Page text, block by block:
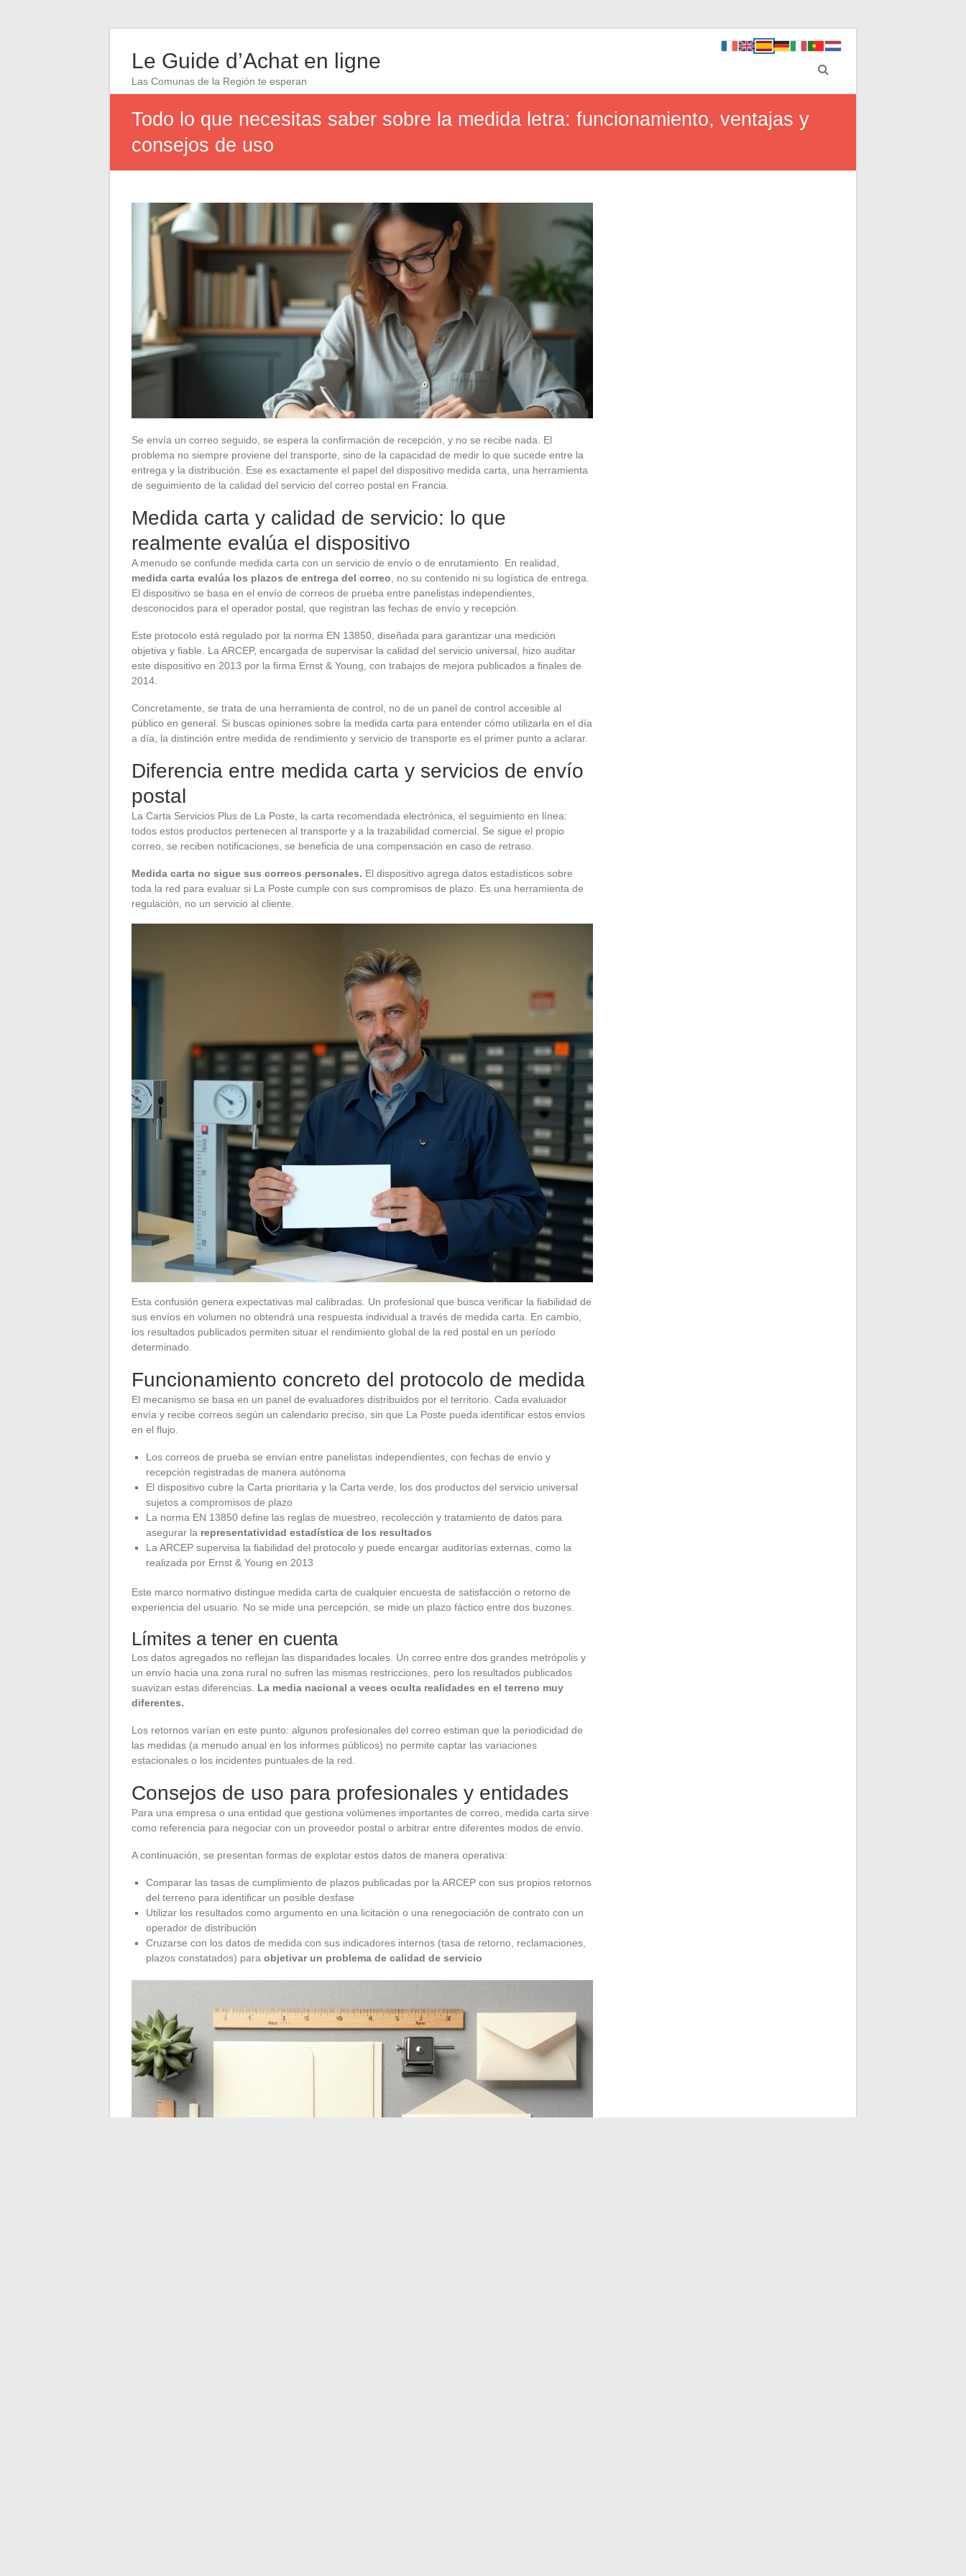
Le Guide d’Achat en ligne
Las Comunas de la Región te esperan
Todo lo que necesitas saber sobre la medida letra: funcionamiento, ventajas y
consejos de uso
Se envía un correo seguido, se espera la confirmación de recepción, y no se recibe nada. El
problema no siempre proviene del transporte, sino de la capacidad de medir lo que sucede entre la
entrega y la distribución. Ese es exactamente el papel del dispositivo medida carta, una herramienta
de seguimiento de la calidad del servicio del correo postal en Francia.
Medida carta y calidad de servicio: lo que
realmente evalúa el dispositivo
A menudo se confunde medida carta con un servicio de envío o de enrutamiento. En realidad,
medida carta evalúa los plazos de entrega del correo , no su contenido ni su logística de entrega.
El dispositivo se basa en el envío de correos de prueba entre panelistas independientes,
desconocidos para el operador postal, que registran las fechas de envío y recepción.
Este protocolo está regulado por la norma EN 13850, diseñada para garantizar una medición
objetiva y fiable. La ARCEP, encargada de supervisar la calidad del servicio universal, hizo auditar
este dispositivo en 2013 por la firma Ernst & Young, con trabajos de mejora publicados a finales de
2014.
Concretamente, se trata de una herramienta de control, no de un panel de control accesible al
público en general. Si buscas opiniones sobre la medida carta para entender cómo utilizarla en el día
a día, la distinción entre medida de rendimiento y servicio de transporte es el primer punto a aclarar.
Diferencia entre medida carta y servicios de envío
postal
La Carta Servicios Plus de La Poste, la carta recomendada electrónica, el seguimiento en línea:
todos estos productos pertenecen al transporte y a la trazabilidad comercial. Se sigue el propio
correo, se reciben notificaciones, se beneficia de una compensación en caso de retraso.
Medida carta no sigue sus correos personales. El dispositivo agrega datos estadísticos sobre
toda la red para evaluar si La Poste cumple con sus compromisos de plazo. Es una herramienta de
regulación, no un servicio al cliente.
Esta confusión genera expectativas mal calibradas. Un profesional que busca verificar la fiabilidad de
sus envíos en volumen no obtendrá una respuesta individual a través de medida carta. En cambio,
los resultados publicados permiten situar el rendimiento global de la red postal en un período
determinado.
Funcionamiento concreto del protocolo de medida
El mecanismo se basa en un panel de evaluadores distribuidos por el territorio. Cada evaluador
envía y recibe correos según un calendario preciso, sin que La Poste pueda identificar estos envíos
en el flujo.
Los correos de prueba se envían entre panelistas independientes, con fechas de envío y
recepción registradas de manera autónoma
El dispositivo cubre la Carta prioritaria y la Carta verde, los dos productos del servicio universal
sujetos a compromisos de plazo
La norma EN 13850 define las reglas de muestreo, recolección y tratamiento de datos para
asegurar la representatividad estadística de los resultados
La ARCEP supervisa la fiabilidad del protocolo y puede encargar auditorías externas, como la
realizada por Ernst & Young en 2013
Este marco normativo distingue medida carta de cualquier encuesta de satisfacción o retorno de
experiencia del usuario. No se mide una percepción, se mide un plazo fáctico entre dos buzones.
Límites a tener en cuenta
Los datos agregados no reflejan las disparidades locales. Un correo entre dos grandes metrópolis y
un envío hacia una zona rural no sufren las mismas restricciones, pero los resultados publicados
suavizan estas diferencias. La media nacional a veces oculta realidades en el terreno muy
diferentes.
Los retornos varían en este punto: algunos profesionales del correo estiman que la periodicidad de
las medidas (a menudo anual en los informes públicos) no permite captar las variaciones
estacionales o los incidentes puntuales de la red.
Consejos de uso para profesionales y entidades
Para una empresa o una entidad que gestiona volúmenes importantes de correo, medida carta sirve
como referencia para negociar con un proveedor postal o arbitrar entre diferentes modos de envío.
A continuación, se presentan formas de explotar estos datos de manera operativa:
Comparar las tasas de cumplimiento de plazos publicadas por la ARCEP con sus propios retornos
del terreno para identificar un posible desfase
Utilizar los resultados como argumento en una licitación o una renegociación de contrato con un
operador de distribución
Cruzarse con los datos de medida con sus indicadores internos (tasa de retorno, reclamaciones,
plazos constatados) para objetivar un problema de calidad de servicio